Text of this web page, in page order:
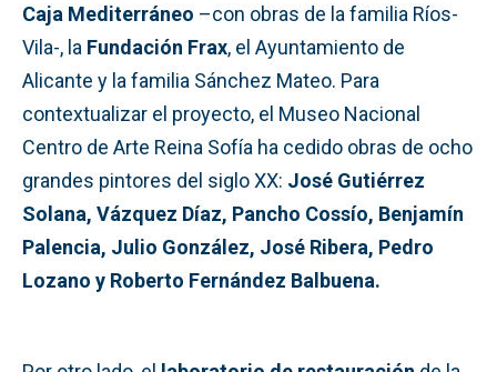
Caja Mediterráneo –con obras de la familia Ríos-
Vila-, la Fundación Frax, el Ayuntamiento de
Alicante y la familia Sánchez Mateo. Para
contextualizar el proyecto, el Museo Nacional
Centro de Arte Reina Sofía ha cedido obras de ocho
grandes pintores del siglo XX: José Gutiérrez
Solana, Vázquez Díaz, Pancho Cossío, Benjamín
Palencia, Julio González, José Ribera, Pedro
Lozano y Roberto Fernández Balbuena.